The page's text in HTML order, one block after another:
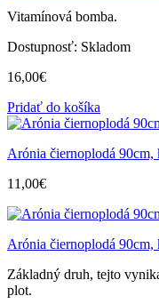
Vitamínová bomba.
Dostupnosť: Skladom
16,00€
Pridať do košíka
Arónia čiernoplodá 90cm,
11,00€
Arónia čiernoplodá 90cm,
Základný druh, tejto
plot.